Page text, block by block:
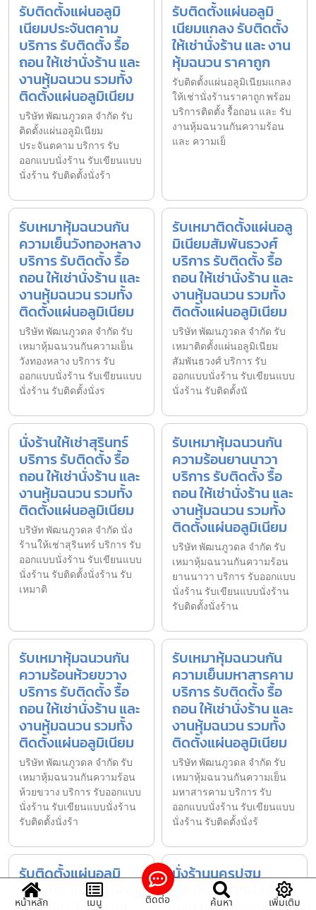
รับติดตั้งแผ่นอลูมิ
เนียมประจันตคาม
บริการ รับติดตั้ง รื้อ
ถอน ให้เช่านั่งร้าน และ
งานหุ้มฉนวน รวมทั้ง
ติดตั้งแผ่นอลูมิเนียม
บริษัท พัฒนภูวดล จำกัด รับ
ติดตั้งแผ่นอลูมิเนียม
ประจันตคาม บริการ รับ
ออกแบบนั่งร้าน รับเขียนแบบ
นั่งร้าน รับติดตั้งนั่งร้า
รับติดตั้งแผ่นอลูมิ
เนียมแกลง รับติดตั้ง
ให้เช่านั่งร้าน และ งาน
หุ้มฉนวน ราคาถูก
รับติดตั้งแผ่นอลูมิเนียมแกลง
ให้เช่านั่งร้านราคาถูก พร้อม
บริการติดตั้ง รื้อถอน และ รับ
งานหุ้มฉนวนกันความร้อน
และ ความเย็
รับเหมาหุ้มฉนวนกัน
ความเย็นวังทองหลาง
บริการ รับติดตั้ง รื้อ
ถอน ให้เช่านั่งร้าน และ
งานหุ้มฉนวน รวมทั้ง
ติดตั้งแผ่นอลูมิเนียม
บริษัท พัฒนภูวดล จำกัด รับ
เหมาหุ้มฉนวนกันความเย็น
วังทองหลาง บริการ รับ
ออกแบบนั่งร้าน รับเขียนแบบ
นั่งร้าน รับติดตั้งนั่งร
รับเหมาติดตั้งแผ่นอลู
มิเนียมสัมพันธวงศ์
บริการ รับติดตั้ง รื้อ
ถอน ให้เช่านั่งร้าน และ
งานหุ้มฉนวน รวมทั้ง
ติดตั้งแผ่นอลูมิเนียม
บริษัท พัฒนภูวดล จำกัด รับ
เหมาติดตั้งแผ่นอลูมิเนียม
สัมพันธวงศ์ บริการ รับ
ออกแบบนั่งร้าน รับเขียนแบบ
นั่งร้าน รับติดตั้งนั
นั่งร้านให้เช่าสุรินทร์
บริการ รับติดตั้ง รื้อ
ถอน ให้เช่านั่งร้าน และ
งานหุ้มฉนวน รวมทั้ง
ติดตั้งแผ่นอลูมิเนียม
บริษัท พัฒนภูวดล จำกัด นั่ง
ร้านให้เช่าสุรินทร์ บริการ รับ
ออกแบบนั่งร้าน รับเขียนแบบ
นั่งร้าน รับติดตั้งนั่งร้าน รับ
เหมาติ
รับเหมาหุ้มฉนวนกัน
ความร้อนยานนาวา
บริการ รับติดตั้ง รื้อ
ถอน ให้เช่านั่งร้าน และ
งานหุ้มฉนวน รวมทั้ง
ติดตั้งแผ่นอลูมิเนียม
บริษัท พัฒนภูวดล จำกัด รับ
เหมาหุ้มฉนวนกันความร้อน
ยานนาวา บริการ รับออกแบบ
นั่งร้าน รับเขียนแบบนั่งร้าน
รับติดตั้งนั่งร้าน
รับเหมาหุ้มฉนวนกัน
ความร้อนห้วยขวาง
บริการ รับติดตั้ง รื้อ
ถอน ให้เช่านั่งร้าน และ
งานหุ้มฉนวน รวมทั้ง
ติดตั้งแผ่นอลูมิเนียม
บริษัท พัฒนภูวดล จำกัด รับ
เหมาหุ้มฉนวนกันความร้อน
ห้วยขวาง บริการ รับออกแบบ
นั่งร้าน รับเขียนแบบนั่งร้าน
รับติดตั้งนั่งร้า
รับเหมาหุ้มฉนวนกัน
ความเย็นมหาสารคาม
บริการ รับติดตั้ง รื้อ
ถอน ให้เช่านั่งร้าน และ
งานหุ้มฉนวน รวมทั้ง
ติดตั้งแผ่นอลูมิเนียม
บริษัท พัฒนภูวดล จำกัด รับ
เหมาหุ้มฉนวนกันความเย็น
มหาสารคาม บริการ รับ
ออกแบบนั่งร้าน รับเขียนแบบ
นั่งร้าน รับติดตั้งนั่งร้
รับติดตั้งแผ่นอลูมิ
เนียมตลิ่งชัน รับติด
นั่งร้านนครปฐม
บริการ รับติดตั้ง รื้อ
หน้าหลัก เมนู ติดต่อ ค้นหา เพิ่มเติม